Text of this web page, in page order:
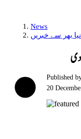
News
بھر سے خبریں
Published
20